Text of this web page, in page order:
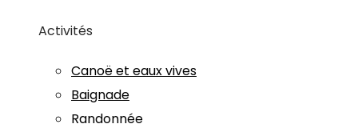
Activités
Canoë et eaux vives
Baignade
Randonnée